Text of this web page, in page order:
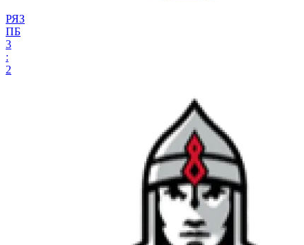
РЯЗ
ПБ
3
:
2